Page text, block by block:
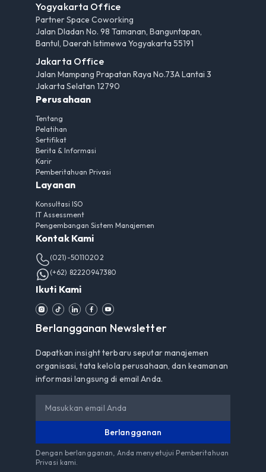
Yogyakarta Office
Partner Space Coworking
Jalan Dladan No. 98 Tamanan, Banguntapan,
Bantul, Daerah Istimewa Yogyakarta 55191
Jakarta Office
Jalan Mampang Prapatan Raya No.73A Lantai 3
Jakarta Selatan 12790
Perusahaan
Tentang
Pelatihan
Sertifikat
Berita & Informasi
Karir
Pemberitahuan Privasi
Layanan
Konsultasi ISO
IT Assessment
Pengembangan Sistem Manajemen
Kontak Kami
(021)-50110202
(+62) 82220947380
Ikuti Kami
Berlangganan Newsletter
Dapatkan insight terbaru seputar manajemen
organisasi, tata kelola perusahaan, dan keamanan
informasi langsung di email Anda.
Berlangganan
Dengan berlangganan, Anda menyetujui Pemberitahuan
Privasi kami.